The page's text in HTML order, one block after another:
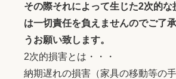
その際それによって生じた2次的な
は一切責任を負えませんのでご了
うお願い致します。
2次的損害とは・・・
納期遅れの損害（家具の移動等の